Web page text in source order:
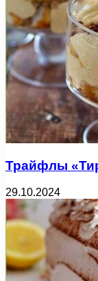
Трайфлы
29.10.2024